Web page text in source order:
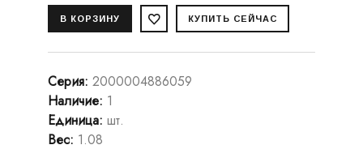
Серия: 2000004886059
Наличие: 1
Единица: шт.
Вес: 1.08